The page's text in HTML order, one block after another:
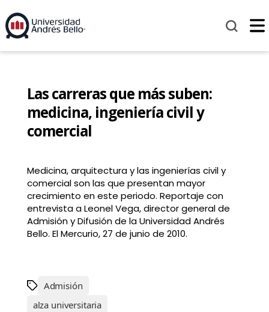
Las carreras que más suben:
medicina, ingeniería civil y
comercial
Medicina, arquitectura y las ingenierías civil y
comercial son las que presentan mayor
crecimiento en este periodo. Reportaje con
entrevista a Leonel Vega, director general de
Admisión y Difusión de la Universidad Andrés
Bello. El Mercurio, 27 de junio de 2010.
Admisión
alza universitaria